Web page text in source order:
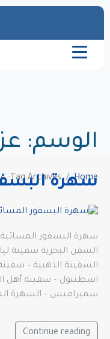
الوسم:
Home Tag Archives: عز الشامسهرة
سهرة البسفور
السفن البحرية سفينة
السفينة الذهبية –
اسطنبول – سفينة أهل
سميراميس – السهرة
Continue reading